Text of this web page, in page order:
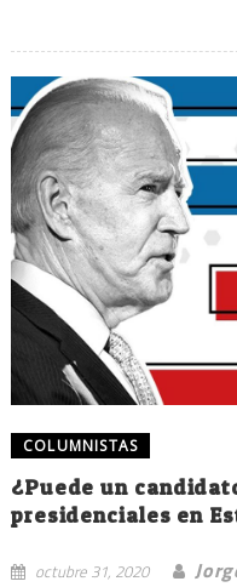
COLUMNISTAS
¿Puede un
presidenciales en
octubre 31, 2020